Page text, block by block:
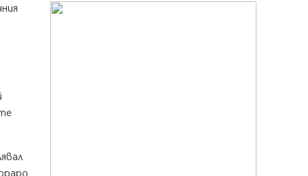
Да отговорим на жегите с филм